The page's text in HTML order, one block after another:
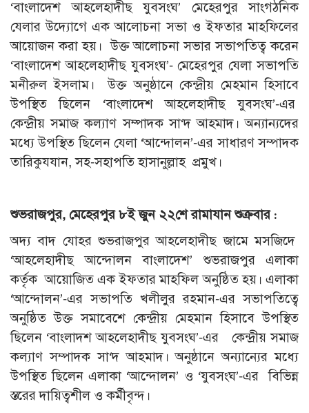
‘বাংলাদেশ আহলেহাদীছ যুবসংঘ’ মেহেরপুর সাংগঠনিক
যেলার উদ্যোগে এক আলোচনা সভা ও ইফতার মাহফিলের
আয়োজন করা হয়। উক্ত আলোচনা সভার সভাপতিত্ব করেন
‘বাংলাদেশ আহলেহাদীছ যুবসংঘ’- মেহেরপুর যেলা সভাপতি
মনীরুল ইসলাম। উক্ত অনুষ্ঠানে কেন্দ্রীয় মেহমান হিসাবে
উপস্থিত ছিলেন ‘বাংলাদেশ আহলেহাদীছ যুবসংঘ’-এর
কেন্দ্রীয় সমাজ কল্যাণ সম্পাদক সা‘দ আহমাদ। অন্যান্যদের
মধ্যে উপস্থিত ছিলেন যেলা ‘আন্দোলন’-এর সাধারণ সম্পাদক
তারিকুযযান, সহ-সহাপতি হাসানুল্লাহ প্রমুখ।
শুভরাজপুর, মেহেরপুর ৮ই জুন ২২শে রামাযান শুক্রবার :
অদ্য বাদ যোহর শুভরাজপুর আহলেহাদীছ জামে মসজিদে
‘আহলেহাদীছ আন্দোলন বাংলাদেশ’ শুভরাজপুর এলাকা
কর্তৃক আয়োজিত এক ইফতার মাহফিল অনুষ্ঠিত হয়। এলাকা
‘আন্দোলন’-এর সভাপতি খলীলুর রহমান-এর সভাপতিত্বে
অনুষ্ঠিত উক্ত সমাবেশে কেন্দ্রীয় মেহমান হিসাবে উপস্থিত
ছিলেন ‘বাংলাদশ আহলেহাদীছ যুবসংঘ’-এর কেন্দ্রীয় সমাজ
কল্যাণ সম্পাদক সা‘দ আহমাদ। অনুষ্ঠানে অন্যান্যের মধ্যে
উপস্থিত ছিলেন এলাকা ‘আন্দোলন’ ও ‘যুবসংঘ’-এর বিভিন্ন
স্তরের দায়িত্বশীল ও কর্মীবৃন্দ।